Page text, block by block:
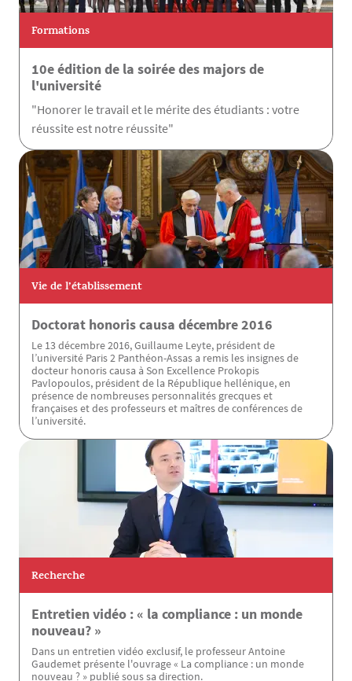
Formations
10e édition de la soirée des majors de
l'université
"Honorer le travail et le mérite des étudiants : votre
réussite est notre réussite"
Vie de l’établissement
Doctorat honoris causa décembre 2016
Le 13 décembre 2016, Guillaume Leyte, président de
l’université Paris 2 Panthéon-Assas a remis les insignes de
docteur honoris causa à Son Excellence Prokopis
Pavlopoulos, président de la République hellénique, en
présence de nombreuses personnalités grecques et
françaises et des professeurs et maîtres de conférences de
l’université.
Recherche
Entretien vidéo : « la compliance : un monde
nouveau? »
Dans un entretien vidéo exclusif, le professeur Antoine
Gaudemet présente l'ouvrage « La compliance : un monde
nouveau ? » publié sous sa direction.